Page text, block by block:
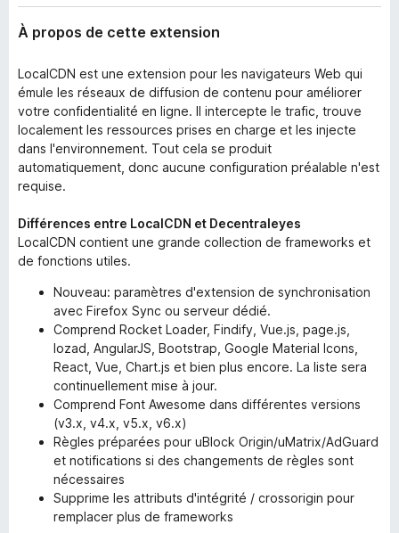
À propos de cette extension
LocalCDN est une extension pour les navigateurs Web qui
émule les réseaux de diffusion de contenu pour améliorer
votre confidentialité en ligne. Il intercepte le trafic, trouve
localement les ressources prises en charge et les injecte
dans l'environnement. Tout cela se produit
automatiquement, donc aucune configuration préalable n'est
requise.
Différences entre LocalCDN et Decentraleyes
LocalCDN contient une grande collection de frameworks et
de fonctions utiles.
Nouveau: paramètres d'extension de synchronisation
avec Firefox Sync ou serveur dédié.
Comprend Rocket Loader, Findify, Vue.js, page.js,
lozad, AngularJS, Bootstrap, Google Material Icons,
React, Vue, Chart.js et bien plus encore. La liste sera
continuellement mise à jour.
Comprend Font Awesome dans différentes versions
(v3.x, v4.x, v5.x, v6.x)
Règles préparées pour uBlock Origin/uMatrix/AdGuard
et notifications si des changements de règles sont
nécessaires
Supprime les attributs d'intégrité / crossorigin pour
remplacer plus de frameworks